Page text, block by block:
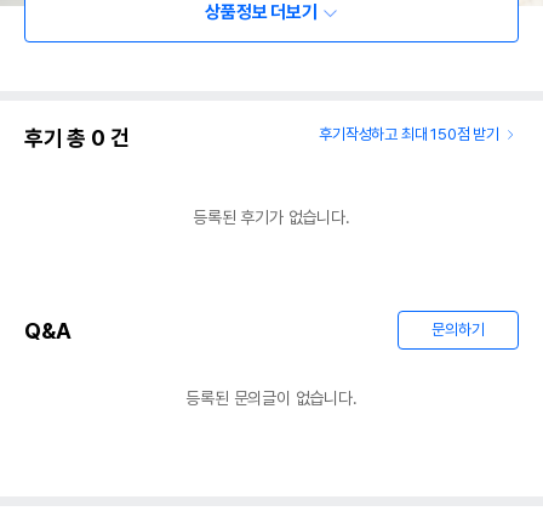
상품정보 더보기
후기 총 0 건 후기작성하고 최대 150점 받기
등록된 후기가 없습니다.
Q&A 문의하기
등록된 문의글이 없습니다.